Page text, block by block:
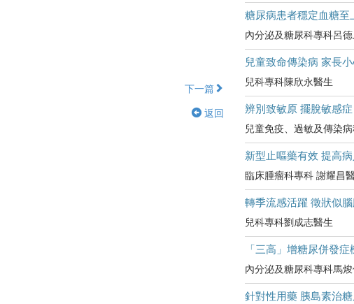
下一篇
返回
糖尿病患者穩定血糖至
內分泌及糖尿科專科呂
兒童致命傳染病 家長小
兒科專科陳欣永醫生
辨別致敏原 擺脫敏感症
兒童免疫、過敏及傳染
新型止嘔藥有效 提高
臨床腫瘤科專科 謝耀昌
轉季流感活躍 徵狀似
兒科專科劉成志醫生
「三高」增糖尿併發
內分泌及糖尿科專科馬
針對性用藥 胰島素治